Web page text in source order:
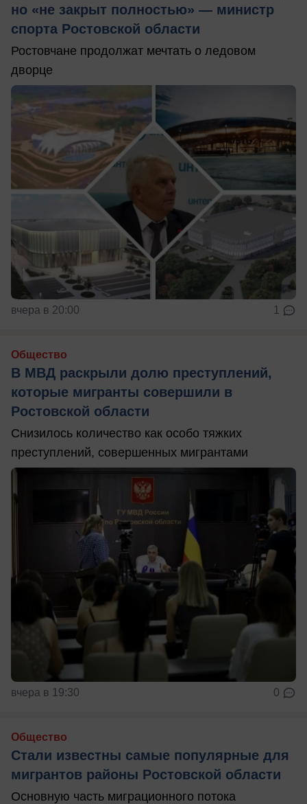
но «не закрыт полностью» — министр
спорта Ростовской области
Ростовчане продолжат мечтать о ледовом
дворце
вчера в 20:00 1
Общество
В МВД раскрыли долю преступлений,
которые мигранты совершили в
Ростовской области
Снизилось количество как особо тяжких
преступлений, совершенных мигрантами
вчера в 19:30 0
Общество
Стали известны самые популярные для
мигрантов районы Ростовской области
Основную часть миграционного потока